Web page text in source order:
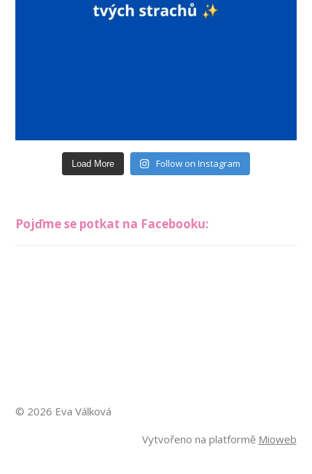
Load More Follow on Instagram
Pojďme se potkat na Facebooku:
© 2026 Eva Válková
Vytvořeno na platformě Mioweb